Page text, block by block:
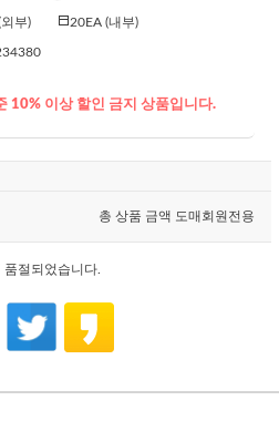
부) 20EA (내부)
10% 이상 할인 금지 상품입니다.
총 상품 금액 도매회원전용
품절되었습니다.